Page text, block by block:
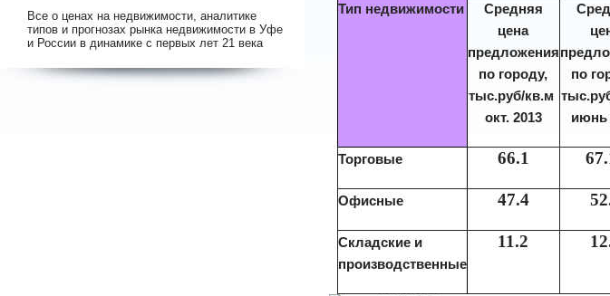
Тип недвижимости
Средняя
цена
предложения
по городу,
тыс.руб/кв.м
окт. 2013
по
июнь
Торговые 66.1
Офисные 47.4
Складские и
производственные
11.2
Все о ценах на недвижимости, аналитике
типов и прогнозах рынка недвижимости в Уфе
и России в динамике с первых лет 21 века